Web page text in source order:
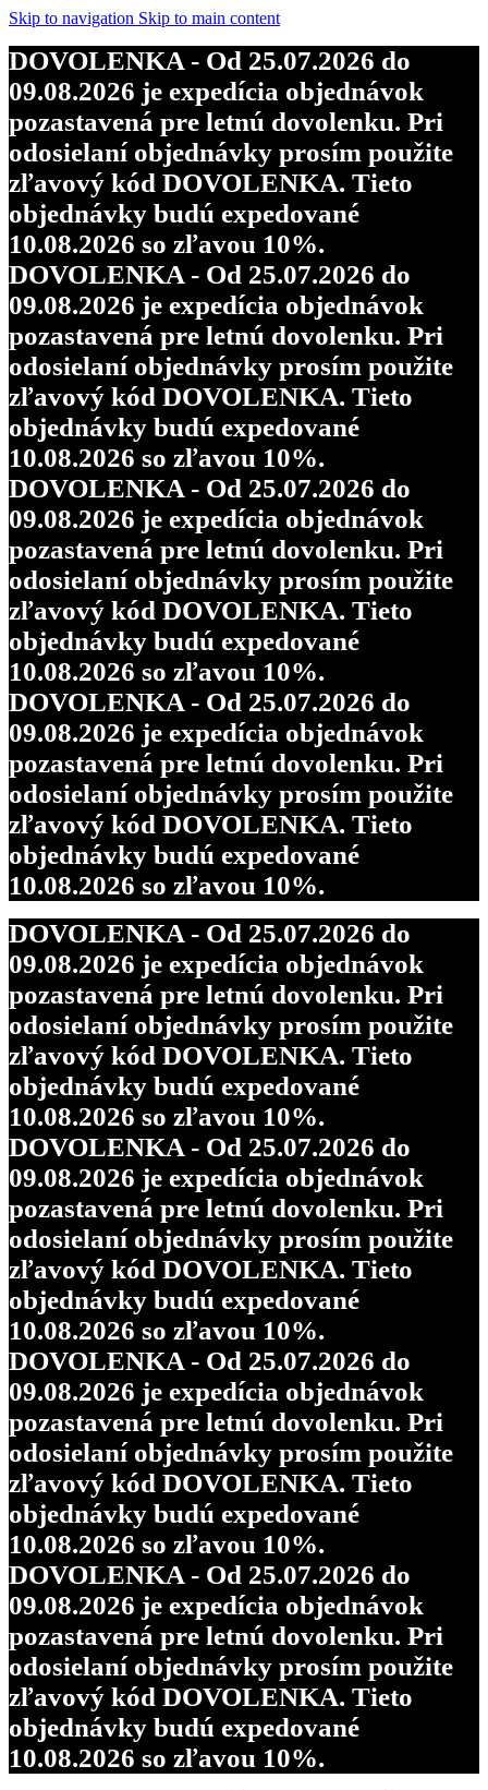
Skip to navigation Skip to main content
DOVOLENKA - Od 25.07.2026 do
09.08.2026 je expedícia objednávok
pozastavená pre letnú dovolenku. Pri
odosielaní objednávky prosím použite
zľavový kód DOVOLENKA. Tieto
objednávky budú expedované
10.08.2026 so zľavou 10%.
DOVOLENKA - Od 25.07.2026 do
09.08.2026 je expedícia objednávok
pozastavená pre letnú dovolenku. Pri
odosielaní objednávky prosím použite
zľavový kód DOVOLENKA. Tieto
objednávky budú expedované
10.08.2026 so zľavou 10%.
DOVOLENKA - Od 25.07.2026 do
09.08.2026 je expedícia objednávok
pozastavená pre letnú dovolenku. Pri
odosielaní objednávky prosím použite
zľavový kód DOVOLENKA. Tieto
objednávky budú expedované
10.08.2026 so zľavou 10%.
DOVOLENKA - Od 25.07.2026 do
09.08.2026 je expedícia objednávok
pozastavená pre letnú dovolenku. Pri
odosielaní objednávky prosím použite
zľavový kód DOVOLENKA. Tieto
objednávky budú expedované
10.08.2026 so zľavou 10%.
DOVOLENKA - Od 25.07.2026 do
09.08.2026 je expedícia objednávok
pozastavená pre letnú dovolenku. Pri
odosielaní objednávky prosím použite
zľavový kód DOVOLENKA. Tieto
objednávky budú expedované
10.08.2026 so zľavou 10%.
DOVOLENKA - Od 25.07.2026 do
09.08.2026 je expedícia objednávok
pozastavená pre letnú dovolenku. Pri
odosielaní objednávky prosím použite
zľavový kód DOVOLENKA. Tieto
objednávky budú expedované
10.08.2026 so zľavou 10%.
DOVOLENKA - Od 25.07.2026 do
09.08.2026 je expedícia objednávok
pozastavená pre letnú dovolenku. Pri
odosielaní objednávky prosím použite
zľavový kód DOVOLENKA. Tieto
objednávky budú expedované
10.08.2026 so zľavou 10%.
DOVOLENKA - Od 25.07.2026 do
09.08.2026 je expedícia objednávok
pozastavená pre letnú dovolenku. Pri
odosielaní objednávky prosím použite
zľavový kód DOVOLENKA. Tieto
objednávky budú expedované
10.08.2026 so zľavou 10%.